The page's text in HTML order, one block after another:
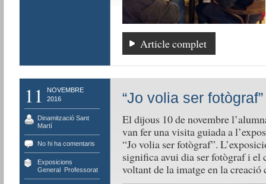
Article complet
11
NOVEMBRE
2016
Dinamització Sant
Martí
No hi ha comentaris
Exposicions
General, Professorat
“Jo volia ser fotògraf”
El dijous 10 de novembre
van fer una visita guiada a
“Jo volia ser fotògraf”.
significa avui dia ser fotògraf i el
voltant de la imatge en la creació